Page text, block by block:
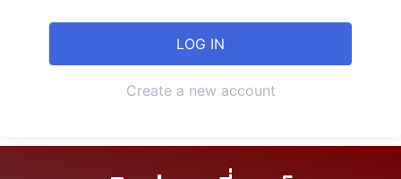
Create a new account